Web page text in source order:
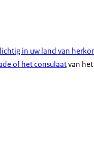
in uw land van
of het consulaatvan